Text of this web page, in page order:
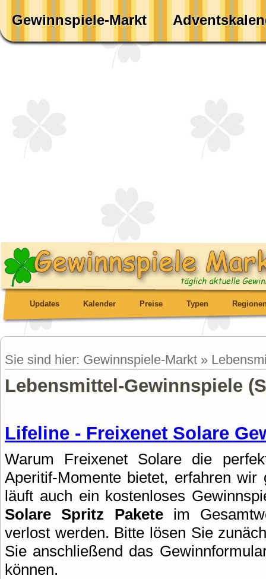
Gewinnspiele-Markt
Updates Kalender Preise Typen
Sie sind hier: Gewinnspiele-Markt »
Lebensmittel-Gewinnspiele
Lifeline - Freixenet Solare
Warum Freixenet Solare die
Aperitif-Momente bietet, erfahren
läuft auch ein kostenloses
Solare Spritz Paketeim
verlost werden. Bitte lösen Sie
Sie anschließend das
können.